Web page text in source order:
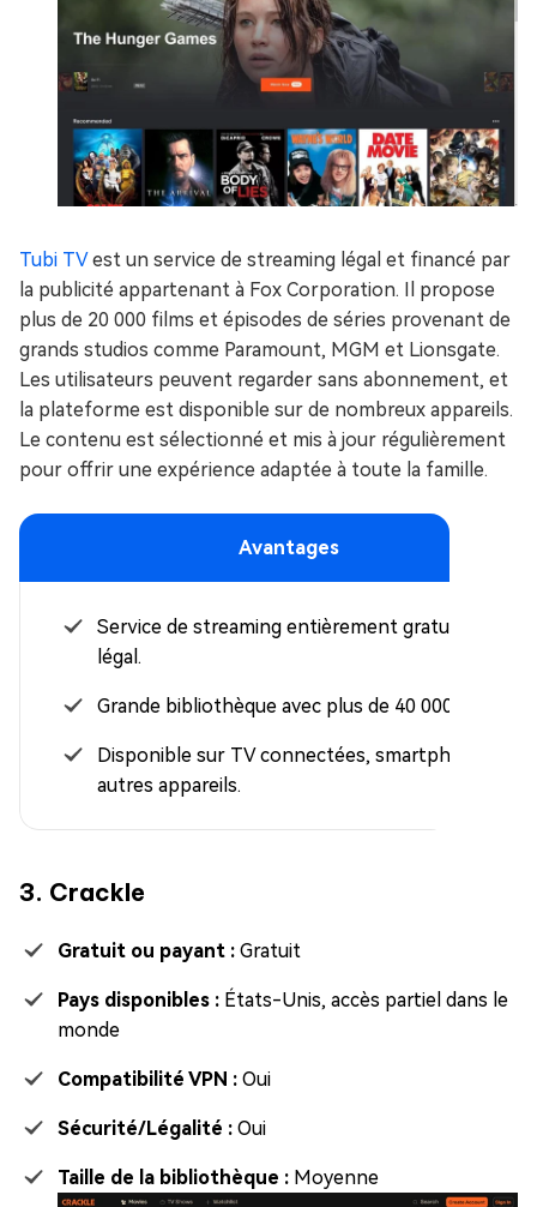
Tubi TVest un service de streaming légal et financé par
la publicité appartenant à Fox Corporation. Il propose
plus de 20 000 films et épisodes de séries provenant de
grands studios comme Paramount, MGM et Lionsgate.
Les utilisateurs peuvent regarder sans abonnement, et
la plateforme est disponible sur de nombreux appareils.
Le contenu est sélectionné et mis à jour régulièrement
pour offrir une expérience adaptée à toute la famille.
Avantages
Service de streaming entièrement gratuit et
légal.
Grande bibliothèque avec plus de 40 000 titres.
Disponible sur TV connectées, smartphones et
autres appareils.
3. Crackle
Gratuit ou payant : Gratuit
Pays disponibles : États-Unis, accès partiel dans le
monde
Compatibilité VPN : Oui
Sécurité/Légalité : Oui
Taille de la bibliothèque : Moyenne